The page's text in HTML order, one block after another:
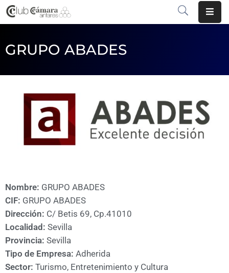
INICIO
CENTRO
NEGOCIOS
EMPRESAS
VOLVER
A
CÁMARA
GRUPO ABADES
Nombre: GRUPO ABADES
CIF: GRUPO ABADES
Dirección: C/ Betis 69, Cp.41010
Localidad: Sevilla
Provincia: Sevilla
Tipo de Empresa: Adherida
Sector: Turismo, Entretenimiento y Cultura